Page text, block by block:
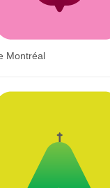
Montréal